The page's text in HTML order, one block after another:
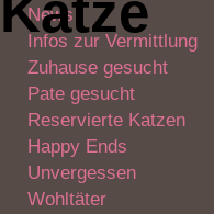
News
Infos zur Vermittlung
Zuhause gesucht
Pate gesucht
Reservierte Katzen
Happy Ends
Unvergessen
Wohltäter